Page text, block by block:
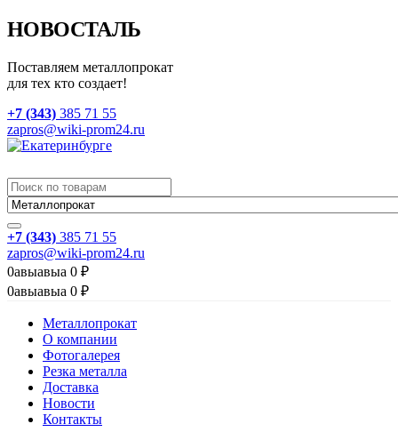
НОВОСТАЛЬ
Поставляем металлопрокат
для тех кто создает!
+7 (343) 385 71 55
zapros@wiki-prom24.ru
+7 (343) 385 71 55
zapros@wiki-prom24.ru
0авыавыа 0 ₽
0авыавыа 0 ₽
Металлопрокат
О компании
Фотогалерея
Резка металла
Доставка
Новости
Контакты